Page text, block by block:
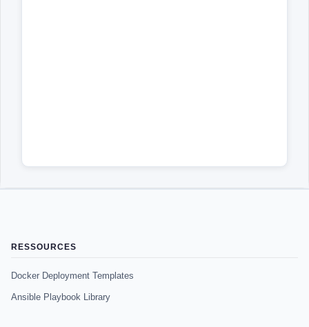
RESSOURCES
Docker Deployment Templates
Ansible Playbook Library